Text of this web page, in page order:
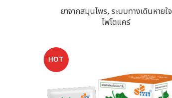
ยาจากสมุนไพร, ระบบทางเดินหายใจ
ไฟโตแคร์
HOT